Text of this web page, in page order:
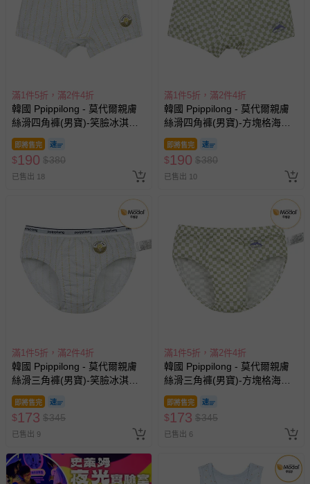
並非試用期，您所退回的商品必須是未經使用的全新狀態，
包含完整包裝、配件、說明文件及贈品等。
如需退換貨，請於收到商品7天（含例假日內提出），如為
退貨，您可至『查詢訂單』>『已出貨』中查詢該筆訂單，
並點選『我要退貨』即可進行申請。若有相關退貨問題，請
至媽咪愛LINE@客服ID: @mamilove我們將依序為您處理
針對滿件折/滿額贈…等活動，如因部份退貨，而該訂單保
留商品未達活動門檻，將以原價計算，活動贈品亦需一併退
部分商品依據消費者保護法的規定，不適用七天鑑賞期/猶
豫期範圍：
易於腐敗、保存期限較短或解約時即將逾期（例如生鮮
商品、食品等）。
客製化商品（例如客製生日書、姓名貼等）。
經消費者拆封之影音商品或電腦軟體（例如 DVD、CD
等）。
非以有形媒介提供之數位內容或一經提供即為完成之線
上服務，經消費者事先同意始提供（例如線上課程、遊
戲或活動點數等）。
-個人衛生用品（例如尿布、貼身衣物、泳裝、襪子、地
墊、寢具類等）。
搶購一空
滿1件5折，滿2件4折
韓國 Ppippilong - 天絲纖維透
氣四角褲(男寶)-條紋企鵝圖章-
淺灰X棕
$190 $
滿1件5折，滿2件4折
韓國 Ppippilong - 竹纖維抗菌
除臭透氣背心內衣(男寶)-印刷
文字-米膚
即將售完
$203 $
搶購一空
滿1件5折，滿2件4折
韓國 Ppippilong - 莫代爾親膚
絲滑背心內衣(女寶)-小草莓下
午茶-米
$203
已售出 6 追蹤
搶購一空
滿1件5折，滿2件4折
韓國 Ppippilong - 莫代爾親膚
絲滑背心內衣(女寶)-小花害羞
貓咪-白
$203
追蹤